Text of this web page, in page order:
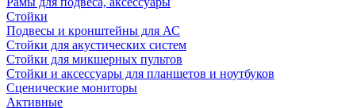
Стойки
Подвесы и кронштейны для АС
Стойки для акустических систем
Стойки для микшерных пультов
Стойки и аксессуары для планшетов и ноутбуков
Сценические мониторы
Активные